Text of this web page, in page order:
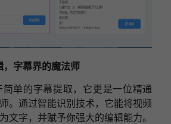
字幕界的魔法师
单的字幕提取，它更是一位精通
。通过智能识别技术，它能将视频
文字，并赋予你强大的编辑能力。